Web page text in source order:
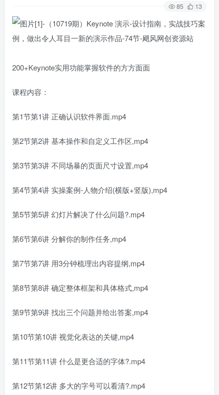
85 13
200+Keynote实用功能掌握软件的方方面面
课程内容：
第1节第1讲 正确认识软件界面.mp4
第2节第2讲 基本操作和自定义工作区,mp4
第3节第3讲 不同场暴的页面尺寸设置,mp4
第4节第4讲 实操案例-人物介绍(横版+竖版),mp4
第5节第5讲 幻灯片解决了什么问题?.mp4
第6节第6讲 分解你的制作任务,mp4
第7节第7讲 用3分钟梳理出内容提纲,mp4
第8节第8讲 确定整体框架和具体格式,mp4
第9节第9讲 找出三个问题并给出答案,mp4
第10节第10讲 视觉化表达的关键,mp4
第11节第11讲 什么是更合适的字体?.mp4
第12节第12讲 多大的字号可以看清?.mp4